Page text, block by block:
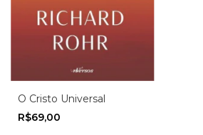
O Cristo Universal
R$69,00